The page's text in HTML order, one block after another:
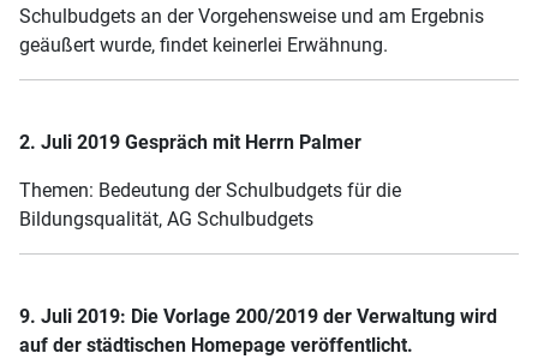
Schulbudgets an der Vorgehensweise und am Ergebnis
geäußert wurde, findet keinerlei Erwähnung.
2. Juli 2019 Gespräch mit Herrn Palmer
Themen: Bedeutung der Schulbudgets für die
Bildungsqualität, AG Schulbudgets
9. Juli 2019: Die Vorlage 200/2019 der Verwaltung wird
auf der städtischen Homepage veröffentlicht.